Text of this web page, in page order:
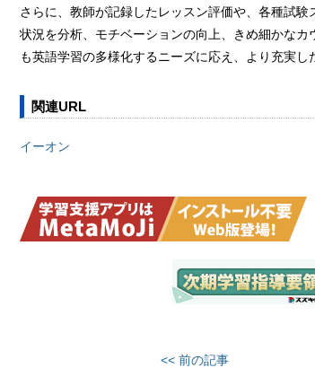
さらに、教師が記録したレッスン評価や、各種試
状況を分析、モチベーションの向上、きめ細かな
も英語学習の多様化するニーズに応え、より充実し
関連URL
イーオン
<< 前の記事